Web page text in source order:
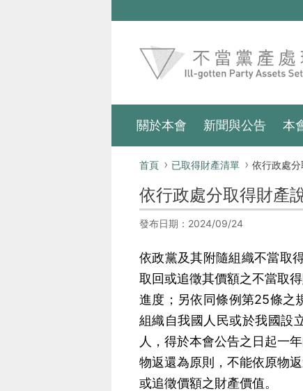
關於本會 新聞與公告 本
首頁 已取得財產清單 依行政處
依行政處分取得財產
發布日期：2024/09/24
依政黨及其附隨組織不當取
取回或追徵其價額之不當取
進度；另依同條例第25條之
組織自我國人民或於我國設
人，得於本會公告之日起一
物返還為原則，不能依原物
或追徵價額之財產價值。